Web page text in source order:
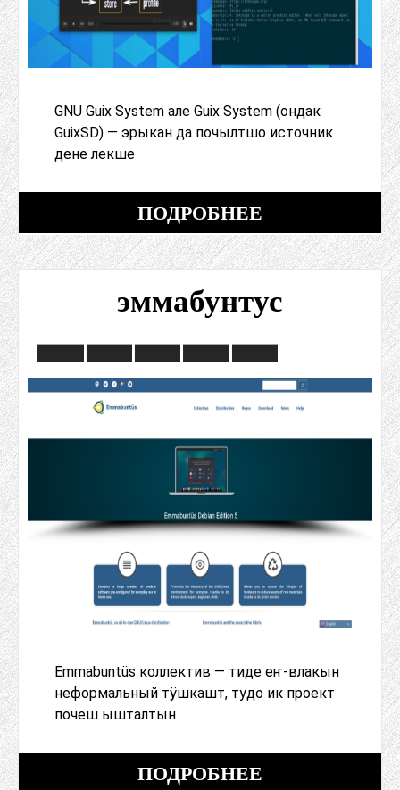
GNU Guix System але Guix System (ондак
GuixSD) — эрыкан да почылтшо источник
дене лекше
ПОДРОБНЕЕ
эммабунтус
Emmabuntüs коллектив — тиде еҥ-влакын
неформальный тӱшкашт, тудо ик проект
почеш ышталтын
ПОДРОБНЕЕ